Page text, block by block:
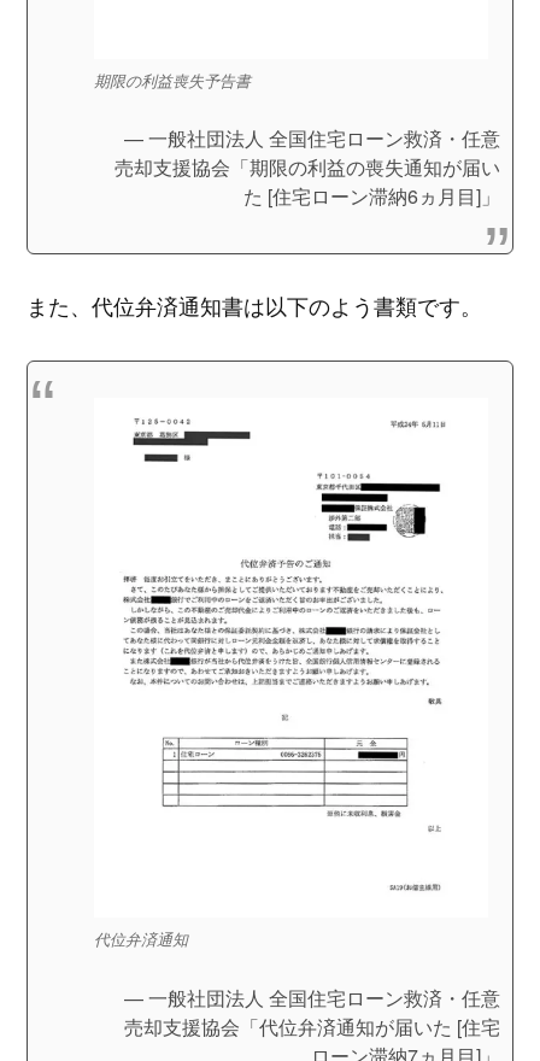
期限の利益喪失予告書
一般社団法人 全国住宅ローン救済・任意
売却支援協会「期限の利益の喪失通知が届い
た [住宅ローン滞納6ヵ月目]」
また、代位弁済通知書は以下のよう書類です。
代位弁済通知
一般社団法人 全国住宅ローン救済・任意
売却支援協会「代位弁済通知が届いた [住宅
ローン滞納7ヵ月目]」